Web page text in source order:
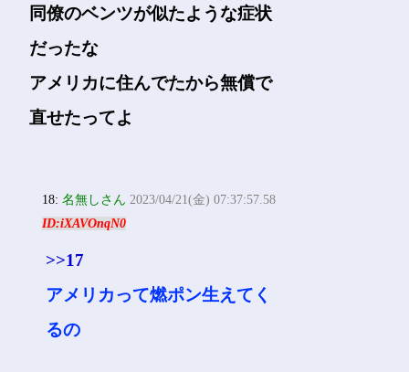
同僚のベンツが似たような症状
だったな
アメリカに住んでたから無償で
直せたってよ
18:名無しさん 2023/04/21(金) 07:37:57.58
ID:iXAVOnqN0
>>17
アメリカって燃ポン生えてく
るの